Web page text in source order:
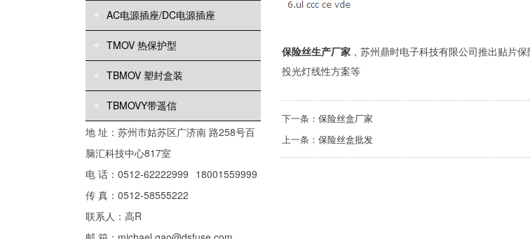
AC电源插座/DC电源插座
TMOV 热保护型
TBMOV 塑封盒装
TBMOVY带遥信
地 址：苏州市姑苏区广济南 路258号百
脑汇科技中心817室
电 话：0512-62222999 18001559999
传 真：0512-58555222
联系人：高R
保险丝生产厂家 ，苏州鼎时电子科技有限公司推出贴片
投光灯线性方案等
下一条： 保险丝盒厂家
上一条： 保险丝盒批发